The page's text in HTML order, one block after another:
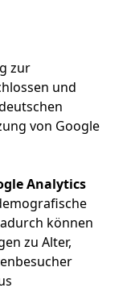
zur
und
von Google
Analytics
können
zu Alter,